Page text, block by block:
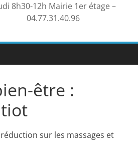
8h30-12h Mairie 1er étage –
04.77.31.40.96
être :
sur les massages et